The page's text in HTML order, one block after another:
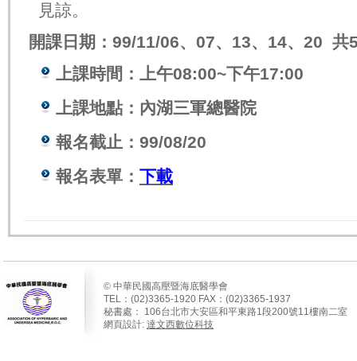
見諒。
開課日期：99/11/06、07、13、14、20 共
上課時間：上午08:00~下午17:00
上課地點：內湖三軍總醫院
報名截止：99/08/20
報名表單： 下載
© 中華民國高壓暨海底醫學會
TEL：(02)3365-1920 FAX：(02)3365-1937
秘書處：
106台北市大安區和平東路1段200號11樓南二室
網頁設計: 達文西數位科技